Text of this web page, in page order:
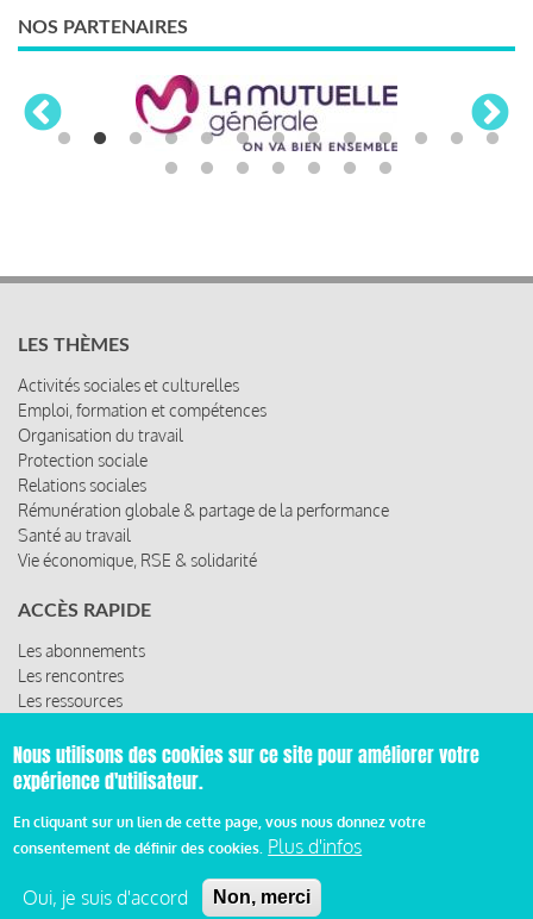
NOS PARTENAIRES
LES THÈMES
Activités sociales et culturelles
Emploi, formation et compétences
Organisation du travail
Protection sociale
Relations sociales
Rémunération globale & partage de la performance
Santé au travail
Vie économique, RSE & solidarité
ACCÈS RAPIDE
Les abonnements
Les rencontres
Les ressources
Pied
Mentions légales et condition générale d’utilisation et
Nous utilisons des cookies sur ce site pour améliorer votre
expérience d'utilisateur.
En cliquant sur un lien de cette page, vous nous donnez votre
consentement de définir des cookies. Plus d'infos
Oui, je suis d'accord Non, merci